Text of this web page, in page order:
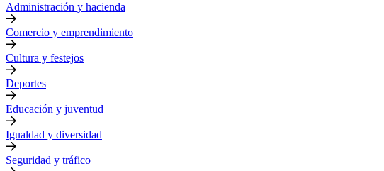
Administración y hacienda
Comercio y emprendimiento
Cultura y festejos
Deportes
Educación y juventud
Igualdad y diversidad
Seguridad y tráfico